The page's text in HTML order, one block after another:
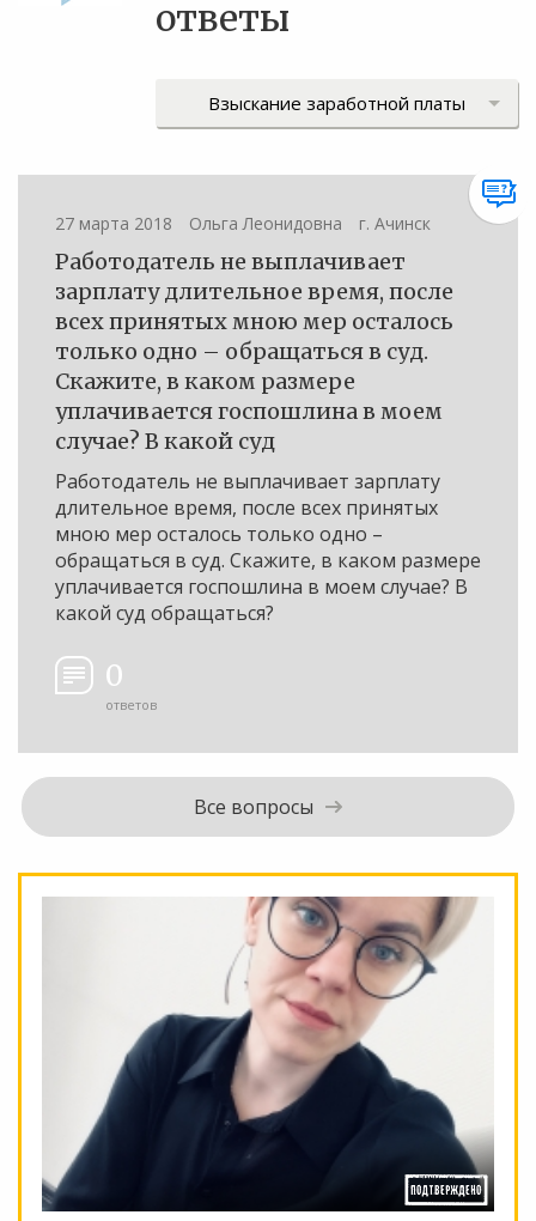
ответы
27 марта 2018 Ольга Леонидовна г. Ачинск
Работодатель не выплачивает
зарплату длительное время, после
всех принятых мною мер осталось
только одно – обращаться в суд.
Скажите, в каком размере
уплачивается госпошлина в моем
случае? В какой суд
Работодатель не выплачивает зарплату
длительное время, после всех принятых
мною мер осталось только одно –
обращаться в суд. Скажите, в каком размере
уплачивается госпошлина в моем случае? В
какой суд обращаться?
0
ответов
Все вопросы